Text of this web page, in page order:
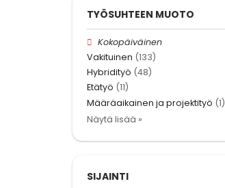
TYÖSUHTEEN MUOTO
Kokopäiväinen
Vakituinen (133)
Hybridityö (48)
Etätyö (11)
Määräaikainen ja projektityö (1)
Näytä lisää »
SIJAINTI